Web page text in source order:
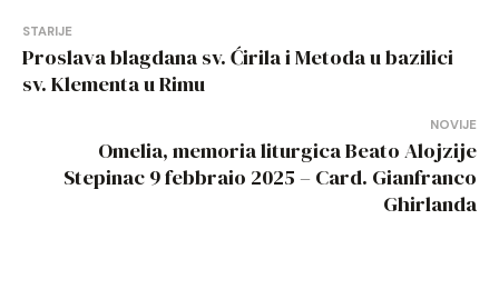
Navigacija
objava
STARIJE
Proslava blagdana sv. Ćirila i Metoda u bazilici
sv. Klementa u Rimu
NOVIJE
Omelia, memoria liturgica Beato Alojzije
Stepinac 9 febbraio 2025 – Card. Gianfranco
Ghirlanda